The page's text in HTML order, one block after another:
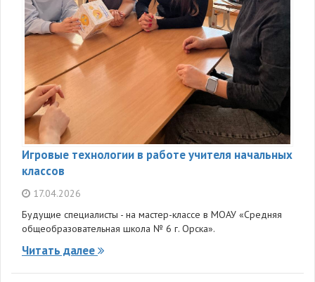
Игровые технологии в работе учителя начальных
классов
17.04.2026
Будущие специалисты - на мастер-классе в МОАУ «Средняя
общеобразовательная школа № 6 г. Орска».
Читать далее